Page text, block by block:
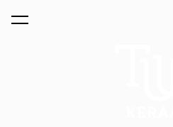
lisati ostukorvi.